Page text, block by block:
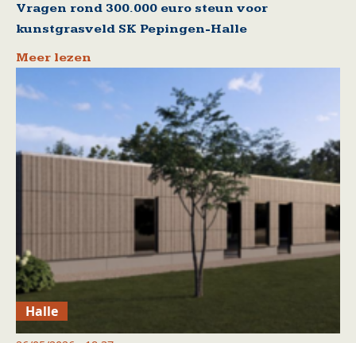
Vragen rond 300.000 euro steun voor
kunstgrasveld SK Pepingen-Halle
Meer lezen
Halle